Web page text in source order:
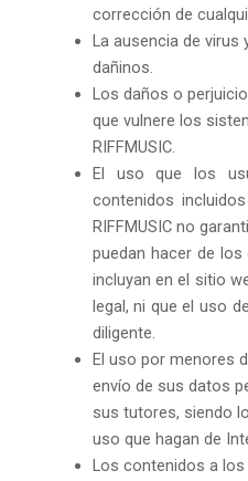
corrección de
La ausencia de
dañinos.
Los daños o
que vulnere los
RIFFMUSIC.
El uso que los
contenidos
RIFFMUSIC no
puedan hacer de
incluyan en el sitio
legal, ni que el uso
diligente.
El uso por menores
envío de sus datos
sus tutores, siendo
uso que hagan de
Los contenidos a